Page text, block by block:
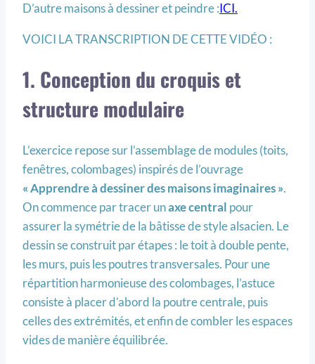
D’autre maisons à dessiner et peindre :ICI.
VOICI LA TRANSCRIPTION DE CETTE VIDÉO :
1. Conception du croquis et
structure modulaire
L’exercice repose sur l’assemblage de modules (toits,
fenêtres, colombages) inspirés de l’ouvrage
« Apprendre à dessiner des maisons imaginaires ».
On commence par tracer unaxe central pour
assurer la symétrie de la bâtisse de style alsacien. Le
dessin se construit par étapes : le toit à double pente,
les murs, puis les poutres transversales. Pour une
répartition harmonieuse des colombages, l’astuce
consiste à placer d’abord la poutre centrale, puis
celles des extrémités, et enfin de combler les espaces
vides de manière équilibrée.